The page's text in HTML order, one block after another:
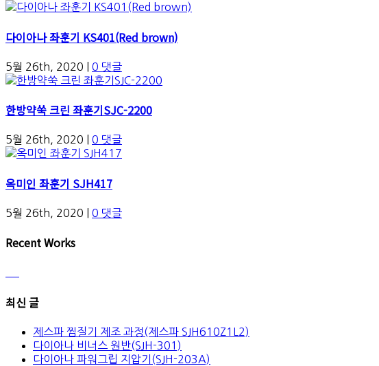
다이아나 좌훈기 KS401(Red brown)
5월 26th, 2020 0 댓글
한방약쑥 크린 좌훈기SJC-2200
5월 26th, 2020 0 댓글
옥미인 좌훈기 SJH417
5월 26th, 2020 0 댓글
Recent Works
최신 글
제스파 찜질기 제조 과정(제스파 SJH610Z1L2)
다이아나 비너스 원반(SJH-301)
다이아나 파워그립 지압기(SJH-203A)